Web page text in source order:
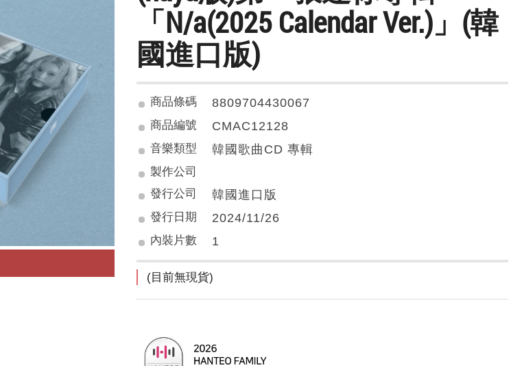
「N/a(2025 Calendar Ver.)」(韓
國進口版)
商品條碼 8809704430067
商品編號 CMAC12128
音樂類型 韓國歌曲CD 專輯
製作公司
發行公司
韓國進口版
發行日期 2024/11/26
內裝片數 1
(目前無現貨)